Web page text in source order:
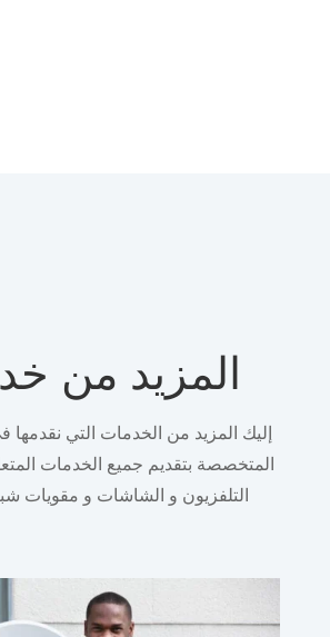
المزيد من
إليك المزيد من الخدمات التي
المتخصصة بتقديم جميع الخدمات
التلفزيون و الشاشات و مقويات